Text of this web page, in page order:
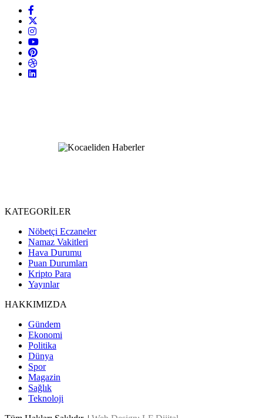
KATEGORİLER
Nöbetçi Eczaneler
Namaz Vakitleri
Hava Durumu
Puan Durumları
Kripto Para
Yayınlar
HAKKIMIZDA
Gündem
Ekonomi
Politika
Dünya
Spor
Magazin
Sağlık
Teknoloji